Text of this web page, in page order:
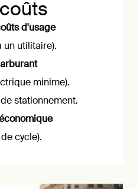
d'usage
un utilitaire).
minime).
stationnement.
cycle).